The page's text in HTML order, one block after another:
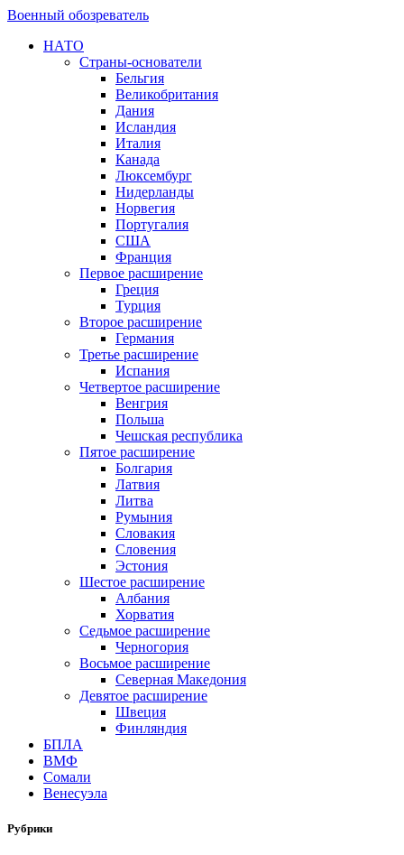
Военный обозреватель
НАТО
Страны-основатели
Бельгия
Великобритания
Дания
Исландия
Италия
Канада
Люксембург
Нидерланды
Норвегия
Португалия
США
Франция
Первое расширение
Греция
Турция
Второе расширение
Германия
Третье расширение
Испания
Четвертое расширение
Венгрия
Польша
Чешская республика
Пятое расширение
Болгария
Латвия
Литва
Румыния
Словакия
Словения
Эстония
Шестое расширение
Албания
Хорватия
Седьмое расширение
Черногория
Восьмое расширение
Северная Македония
Девятое расширение
Швеция
Финляндия
БПЛА
ВМФ
Сомали
Венесуэла
Рубрики